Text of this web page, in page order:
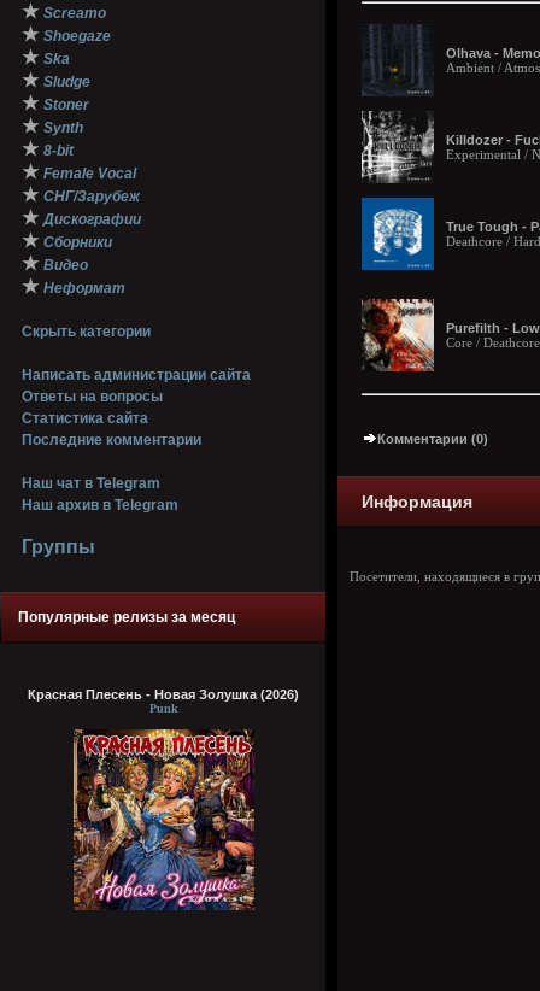
★ Screamo
★ Shoegaze
★ Ska
★ Sludge
★ Stoner
★ Synth
★ 8-bit
★ Female Vocal
★ СНГ/Зарубеж
★ Дискографии
★ Сборники
★ Видео
★ Неформат
Скрыть категории
Написать администрации сайта
Ответы на вопросы
Статистика сайта
Последние комментарии
Наш чат в Telegram
Наш архив в Telegram
Группы
Популярные релизы за месяц
Красная Плесень - Новая Золушка (2026)
Punk
Olhava -
Ambient /
Killdozer -
Experimental /
True Tough -
Deathcore /
Purefilth -
Core /
Комментарии (0)
Информация
Посетители, находящиеся в